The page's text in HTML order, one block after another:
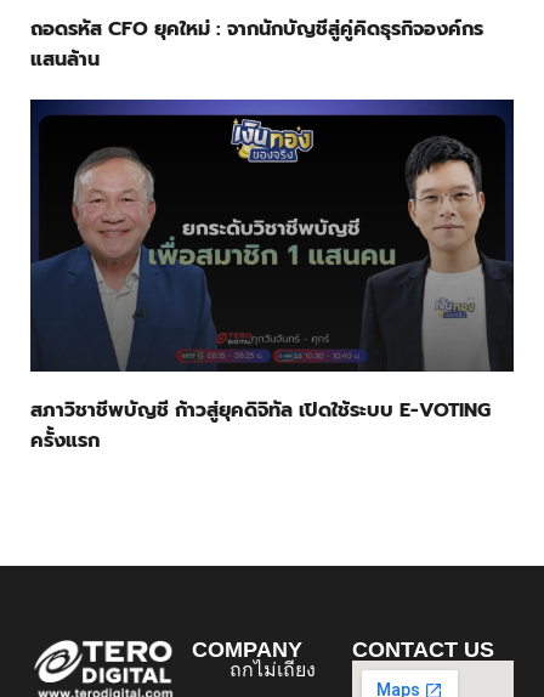
ถอดรหัส CFO ยุคใหม่ : จากนักบัญชีสู่คู่คิดธุรกิจองค์กร
แสนล้าน
สภาวิชาชีพบัญชี ก้าวสู่ยุคดิจิทัล เปิดใช้ระบบ E-VOTING
ครั้งแรก
COMPANY
ถกไม่เถียง
CONTACT US